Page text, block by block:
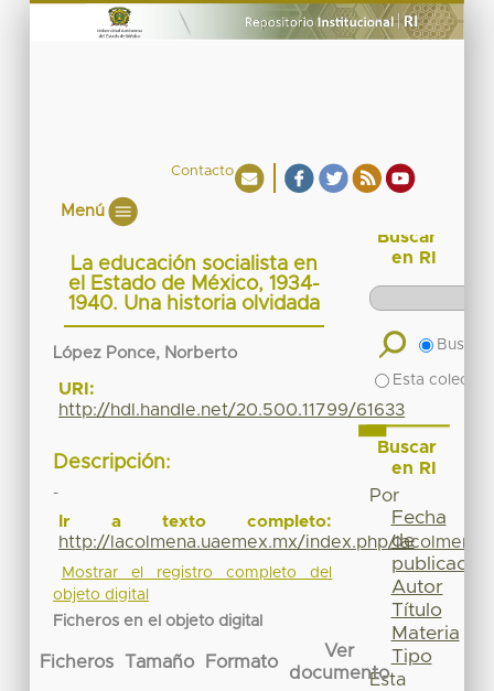
Contacto
Menú
La educación socialista en
el Estado de México, 1934-
1940. Una historia olvidada
López Ponce, Norberto
URI:
http://hdl.handle.net/20.500.11799/61633
Descripción:
-
Ir a texto completo:
http://lacolmena.uaemex.mx/index.php/
Mostrar el registro completo del
objeto digital
Ficheros en el objeto digital
Ficheros Tamaño Formato
Ver
documento
Buscar
en RI
Buscar
Esta
Buscar
en RI
Por
Fecha
de
publicación
Autor
Título
Materia
Tipo
Esta